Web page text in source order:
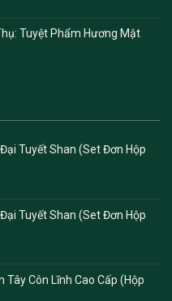
Tuyệt Phẩm Hương Mật
Tuyết Shan (Set Đơn Hộp
Tuyết Shan (Set Đơn Hộp
Tây Côn Lĩnh Cao Cấp (Hộp